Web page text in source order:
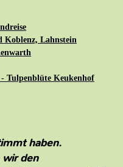
Koblenz, Lahnstein
Tulpenblüte Keukenhof
haben.
den